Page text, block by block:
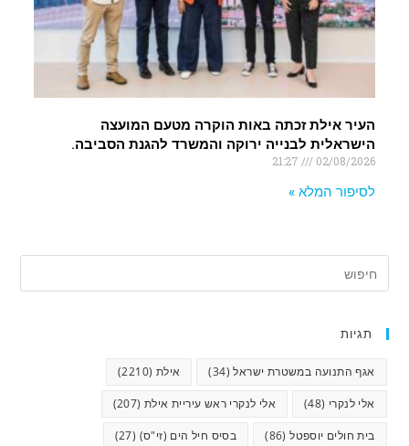
העיר אילת זכתה באות הוקרה מטעם המועצה
הישראלית לבנייה ירוקה והמשרד להגנת הסביבה.
02/08/2026
לסיפור המלא »
תגיות
אגף התנועה במשטרת ישראל(34) אילת (2210)
אלי לנקרי (48) אלי לנקרי ראש עיריית אילת (207)
בית חולים יוספטל(86) בסיס חיל הים (זי"ס) (27)